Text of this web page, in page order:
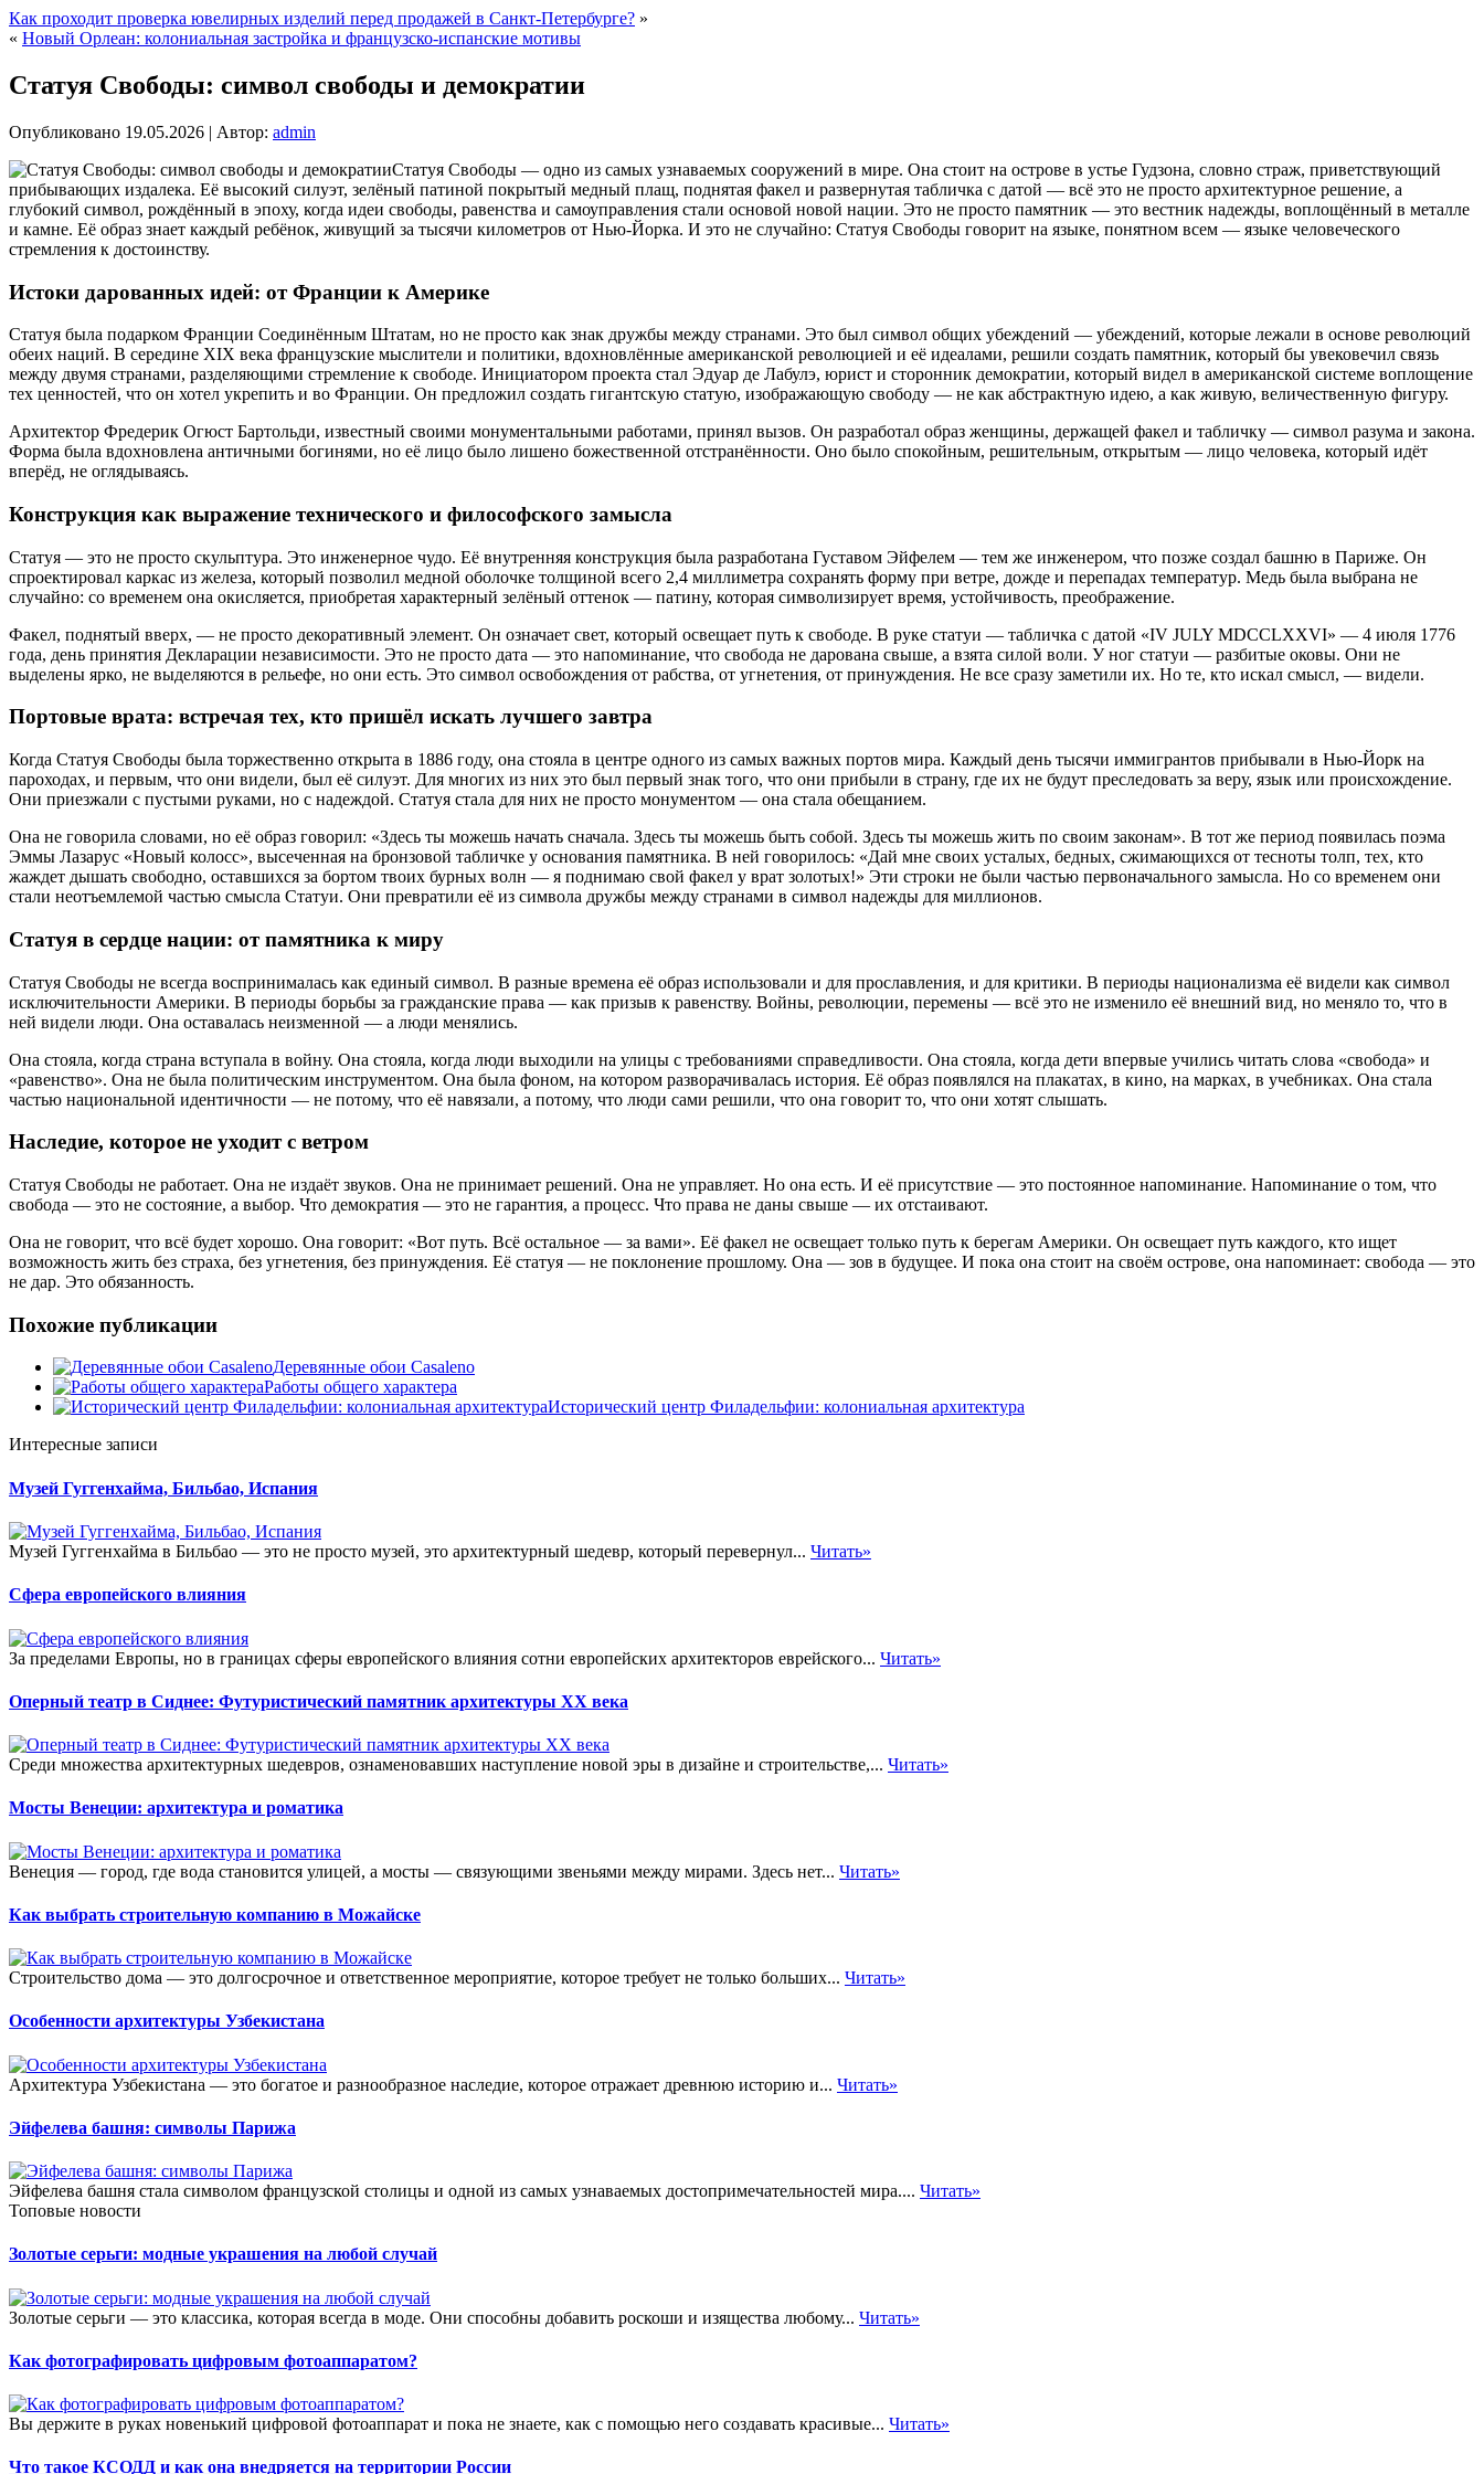
Как проходит проверка ювелирных изделий перед продажей в Санкт-Петербурге? »
« Новый Орлеан: колониальная застройка и французско-испанские мотивы
Статуя Свободы: символ свободы и демократии
Опубликовано 19.05.2026 | Автор: admin
Статуя Свободы — одно из самых узнаваемых сооружений в мире. Она стоит на острове в устье Гудзона, словно страж, приветствующий
прибывающих издалека. Её высокий силуэт, зелёный патиной покрытый медный плащ, поднятая факел и развернутая табличка с датой — всё это не просто архитектурное решение, а
глубокий символ, рождённый в эпоху, когда идеи свободы, равенства и самоуправления стали основой новой нации. Это не просто памятник — это вестник надежды, воплощённый в металле
и камне. Её образ знает каждый ребёнок, живущий за тысячи километров от Нью-Йорка. И это не случайно: Статуя Свободы говорит на языке, понятном всем — языке человеческого
стремления к достоинству.
Истоки дарованных идей: от Франции к Америке
Статуя была подарком Франции Соединённым Штатам, но не просто как знак дружбы между странами. Это был символ общих убеждений — убеждений, которые лежали в основе революций
обеих наций. В середине XIX века французские мыслители и политики, вдохновлённые американской революцией и её идеалами, решили создать памятник, который бы увековечил связь
между двумя странами, разделяющими стремление к свободе. Инициатором проекта стал Эдуар де Лабулэ, юрист и сторонник демократии, который видел в американской системе воплощение
тех ценностей, что он хотел укрепить и во Франции. Он предложил создать гигантскую статую, изображающую свободу — не как абстрактную идею, а как живую, величественную фигуру.
Архитектор Фредерик Огюст Бартольди, известный своими монументальными работами, принял вызов. Он разработал образ женщины, держащей факел и табличку — символ разума и закона.
Форма была вдохновлена античными богинями, но её лицо было лишено божественной отстранённости. Оно было спокойным, решительным, открытым — лицо человека, который идёт
вперёд, не оглядываясь.
Конструкция как выражение технического и философского замысла
Статуя — это не просто скульптура. Это инженерное чудо. Её внутренняя конструкция была разработана Густавом Эйфелем — тем же инженером, что позже создал башню в Париже. Он
спроектировал каркас из железа, который позволил медной оболочке толщиной всего 2,4 миллиметра сохранять форму при ветре, дожде и перепадах температур. Медь была выбрана не
случайно: со временем она окисляется, приобретая характерный зелёный оттенок — патину, которая символизирует время, устойчивость, преображение.
Факел, поднятый вверх, — не просто декоративный элемент. Он означает свет, который освещает путь к свободе. В руке статуи — табличка с датой «IV JULY MDCCLXXVI» — 4 июля 1776
года, день принятия Декларации независимости. Это не просто дата — это напоминание, что свобода не дарована свыше, а взята силой воли. У ног статуи — разбитые оковы. Они не
выделены ярко, не выделяются в рельефе, но они есть. Это символ освобождения от рабства, от угнетения, от принуждения. Не все сразу заметили их. Но те, кто искал смысл, — видели.
Портовые врата: встречая тех, кто пришёл искать лучшего завтра
Когда Статуя Свободы была торжественно открыта в 1886 году, она стояла в центре одного из самых важных портов мира. Каждый день тысячи иммигрантов прибывали в Нью-Йорк на
пароходах, и первым, что они видели, был её силуэт. Для многих из них это был первый знак того, что они прибыли в страну, где их не будут преследовать за веру, язык или происхождение.
Они приезжали с пустыми руками, но с надеждой. Статуя стала для них не просто монументом — она стала обещанием.
Она не говорила словами, но её образ говорил: «Здесь ты можешь начать сначала. Здесь ты можешь быть собой. Здесь ты можешь жить по своим законам». В тот же период появилась поэма
Эммы Лазарус «Новый колосс», высеченная на бронзовой табличке у основания памятника. В ней говорилось: «Дай мне своих усталых, бедных, сжимающихся от тесноты толп, тех, кто
жаждет дышать свободно, оставшихся за бортом твоих бурных волн — я поднимаю свой факел у врат золотых!» Эти строки не были частью первоначального замысла. Но со временем они
стали неотъемлемой частью смысла Статуи. Они превратили её из символа дружбы между странами в символ надежды для миллионов.
Статуя в сердце нации: от памятника к миру
Статуя Свободы не всегда воспринималась как единый символ. В разные времена её образ использовали и для прославления, и для критики. В периоды национализма её видели как символ
исключительности Америки. В периоды борьбы за гражданские права — как призыв к равенству. Войны, революции, перемены — всё это не изменило её внешний вид, но меняло то, что в
ней видели люди. Она оставалась неизменной — а люди менялись.
Она стояла, когда страна вступала в войну. Она стояла, когда люди выходили на улицы с требованиями справедливости. Она стояла, когда дети впервые учились читать слова «свобода» и
«равенство». Она не была политическим инструментом. Она была фоном, на котором разворачивалась история. Её образ появлялся на плакатах, в кино, на марках, в учебниках. Она стала
частью национальной идентичности — не потому, что её навязали, а потому, что люди сами решили, что она говорит то, что они хотят слышать.
Наследие, которое не уходит с ветром
Статуя Свободы не работает. Она не издаёт звуков. Она не принимает решений. Она не управляет. Но она есть. И её присутствие — это постоянное напоминание. Напоминание о том, что
свобода — это не состояние, а выбор. Что демократия — это не гарантия, а процесс. Что права не даны свыше — их отстаивают.
Она не говорит, что всё будет хорошо. Она говорит: «Вот путь. Всё остальное — за вами». Её факел не освещает только путь к берегам Америки. Он освещает путь каждого, кто ищет
возможность жить без страха, без угнетения, без принуждения. Её статуя — не поклонение прошлому. Она — зов в будущее. И пока она стоит на своём острове, она напоминает: свобода — это
не дар. Это обязанность.
Похожие публикации
Деревянные обои Casaleno
Работы общего характера
Исторический центр Филадельфии: колониальная архитектура
Интересные записи
Музей Гуггенхайма, Бильбао, Испания
Музей Гуггенхайма в Бильбао — это не просто музей, это архитектурный шедевр, который перевернул... Читать»
Сфера европейского влияния
За пределами Европы, но в границах сферы европейского влияния сотни европейских архитекторов еврейского... Читать»
Оперный театр в Сиднее: Футуристический памятник архитектуры XX века
Среди множества архитектурных шедевров, ознаменовавших наступление новой эры в дизайне и строительстве,... Читать»
Мосты Венеции: архитектура и роматика
Венеция — город, где вода становится улицей, а мосты — связующими звеньями между мирами. Здесь нет... Читать»
Как выбрать строительную компанию в Можайске
Строительство дома — это долгосрочное и ответственное мероприятие, которое требует не только больших... Читать»
Особенности архитектуры Узбекистана
Архитектура Узбекистана — это богатое и разнообразное наследие, которое отражает древнюю историю и... Читать»
Эйфелева башня: символы Парижа
Эйфелева башня стала символом французской столицы и одной из самых узнаваемых достопримечательностей мира.... Читать»
Топовые новости
Золотые серьги: модные украшения на любой случай
Золотые серьги — это классика, которая всегда в моде. Они способны добавить роскоши и изящества любому... Читать»
Как фотографировать цифровым фотоаппаратом?
Вы держите в руках новенький цифровой фотоаппарат и пока не знаете, как с помощью него создавать красивые... Читать»
Что такое КСОДД и как она внедряется на территории России